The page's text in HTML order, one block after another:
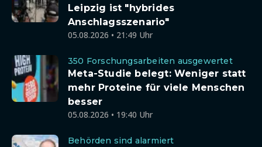
Leipzig ist "hybrides
Anschlagsszenario"
05.08.2026 • 21:49 Uhr
350 Forschungsarbeiten ausgewertet
Meta-Studie belegt: Weniger statt
mehr Proteine für viele Menschen
besser
05.08.2026 • 19:40 Uhr
Behörden sind alarmiert